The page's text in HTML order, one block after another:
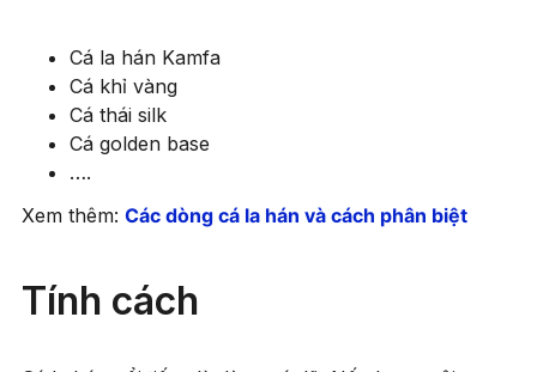
Cá la hán Kamfa
Cá khỉ vàng
Cá thái silk
Cá golden base
….
Xem thêm: Các dòng cá la hán và cách phân biệt
Tính cách